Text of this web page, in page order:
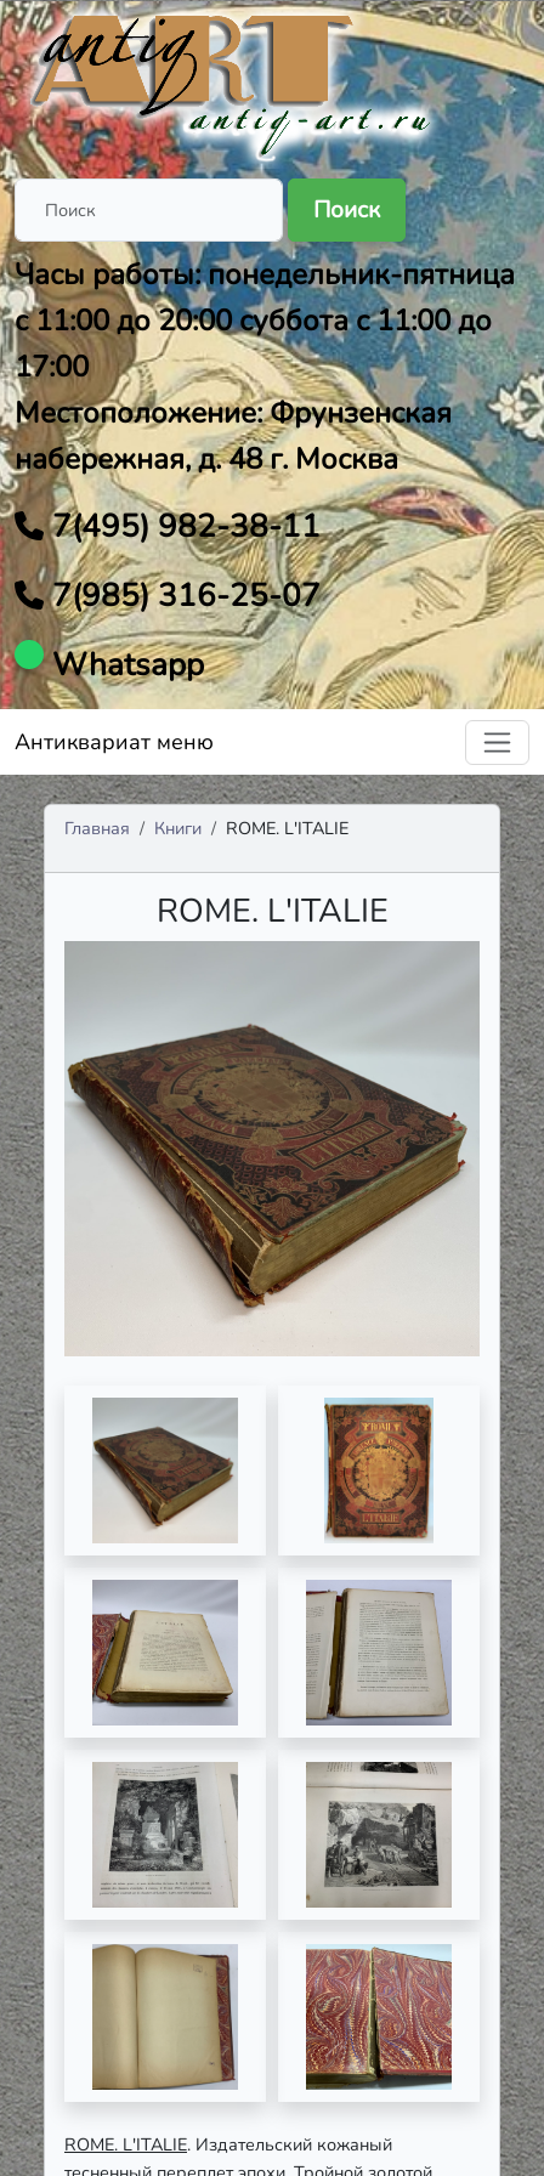
Поиск
Часы работы: понедельник-пятница
с 11:00 до 20:00 суббота с 11:00 до
17:00
Местоположение: Фрунзенская
набережная, д. 48 г. Москва
7(495) 982-38-11
7(985) 316-25-07
Whatsapp
Антиквариат меню
Главная Книги ROME. L'ITALIE
ROME. L'ITALIE
ROME. L'ITALIE. Издательский кожаный